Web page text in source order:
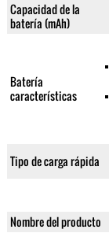
Capacidad de la
batería (mAh)
Batería
características
Tipo de carga rápida
Nombre del producto